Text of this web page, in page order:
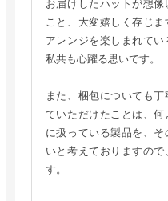
お届けしたハットが想
こと、大変嬉しく存じ
アレンジを楽しまれてい
私共も心躍る思いです。
また、梱包についても
ていただけたことは、
に扱っている製品を、
いと考えておりますの
す。